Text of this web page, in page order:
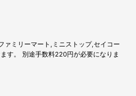
ァミリーマート,ミニストップ,セイコー
す。 別途手数料220円が必要になりま